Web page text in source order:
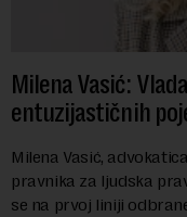
Milena Vasić:
entuzijastičnih
Milena Vasić,
pravnika za ljudska
se na prvoj liniji